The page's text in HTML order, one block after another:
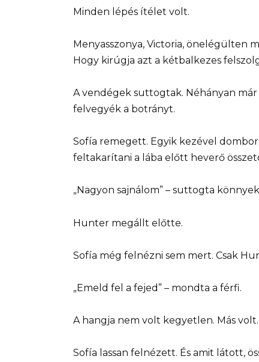
Minden lépés ítélet volt.
Menyasszonya, Victoria, önelégülten
Hogy kirúgja azt a kétbalkezes
A vendégek suttogtak. Néhányan
felvegyék a botrányt.
Sofía remegett. Egyik kezével
feltakarítani a lába előtt heverő
„Nagyon sajnálom” – suttogta
Hunter megállt előtte.
Sofía még felnézni sem mert. Csak
„Emeld fel a fejed” – mondta a férfi.
A hangja nem volt kegyetlen. Más volt.
Sofía lassan felnézett. És amit látott,